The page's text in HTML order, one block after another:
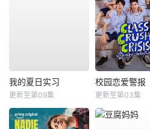
我的夏日实习
更新至第09集
校园恋爱警报
更新至第03集